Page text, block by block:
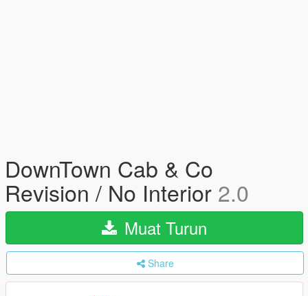
DownTown Cab & Co
Revision / No Interior 2.0
Muat Turun
Share